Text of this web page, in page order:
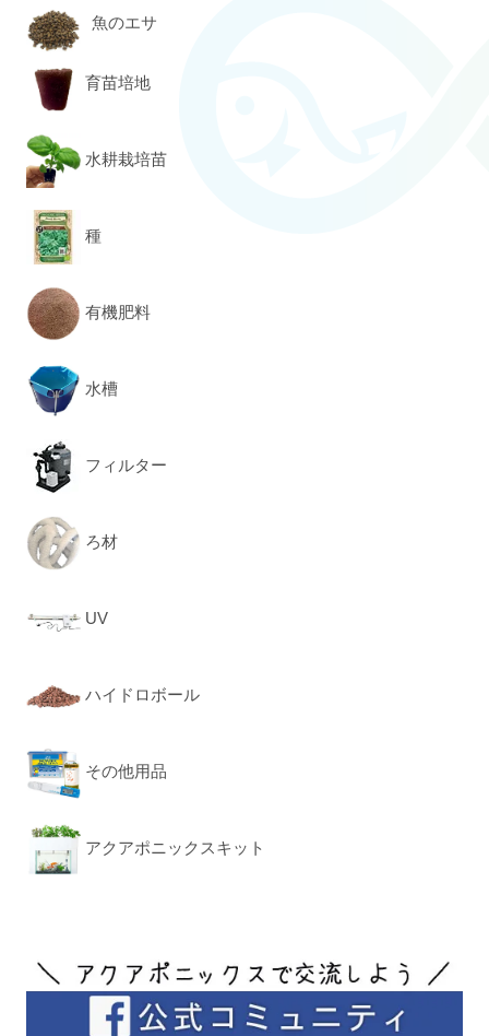
魚のエサ
育苗培地
水耕栽培苗
種
有機肥料
水槽
フィルター
ろ材
UV
ハイドロボール
その他用品
アクアポニックスキット